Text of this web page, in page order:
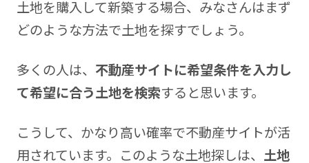
土地を購入して新築する場合、みなさんはまず
どのような方法で土地を探すでしょう。
多くの人は、 不動産サイトに希望条件を入力し
て希望に合う土地を検索すると思います。
こうして、かなり高い確率で不動産サイトが活
用されています。このような土地探しは、 土地